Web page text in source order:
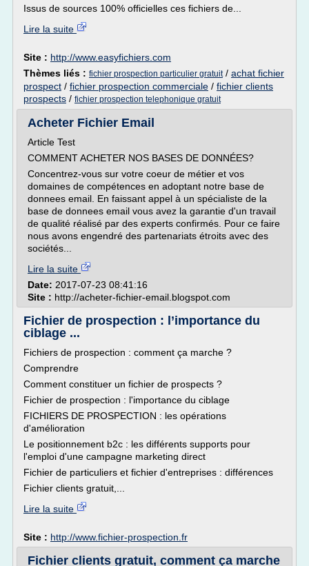
Issus de sources 100% officielles ces fichiers de...
Lire la suite
Site : http://www.easyfichiers.com
Thèmes liés : fichier prospection particulier gratuit/ achat fichier
prospect / fichier prospection commerciale / fichier clients
prospects / fichier prospection telephonique gratuit
Acheter Fichier Email
Article Test
COMMENT ACHETER NOS BASES DE DONNÉES?
Concentrez-vous sur votre coeur de métier et vos
domaines de compétences en adoptant notre base de
donnees email. En faissant appel à un spécialiste de la
base de donnees email vous avez la garantie d'un travail
de qualité réalisé par des experts confirmés. Pour ce faire
nous avons engendré des partenariats étroits avec des
sociétés...
Lire la suite
Date: 2017-07-23 08:41:16
Site : http://acheter-fichier-email.blogspot.com
Fichier de prospection : l’importance du
ciblage ...
Fichiers de prospection : comment ça marche ?
Comprendre
Comment constituer un fichier de prospects ?
Fichier de prospection : l'importance du ciblage
FICHIERS DE PROSPECTION : les opérations
d'amélioration
Le positionnement b2c : les différents supports pour
l'emploi d'une campagne marketing direct
Fichier de particuliers et fichier d'entreprises : différences
Fichier clients gratuit,...
Lire la suite
Site : http://www.fichier-prospection.fr
Fichier clients gratuit, comment ça marche